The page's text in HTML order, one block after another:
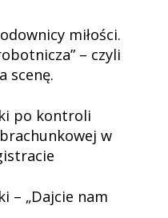
miłości.
– czyli
scenę.
po kontroli
w
– „Dajcie nam